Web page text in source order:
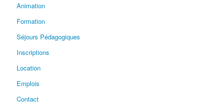
Animation
Formation
Séjours Pédagogiques
Inscriptions
Location
Emplois
Contact